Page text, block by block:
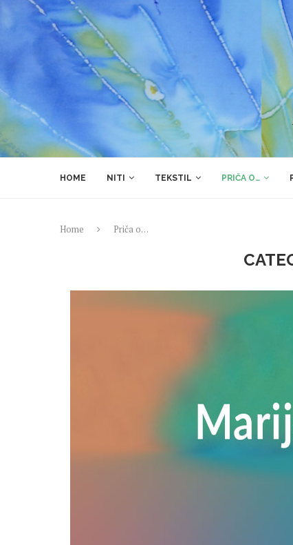
HOME NITI TEKSTIL PRIČA O…
Home Priča o…